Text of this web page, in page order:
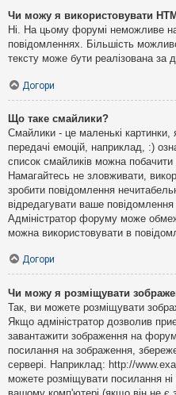
Чи можу я використовувати
Ні. На цьому форумі неможливе
повідомленнях. Більшість
тексту може бути реалізована за
Догори
Що таке смайлики?
Смайлики - це маленькі картинки,
передачі емоцій, наприклад, :)
список смайликів можна
Намагайтесь не зловживати,
зробити повідомлення
відредагувати ваше повідомлення
Адміністратор форуму може
можна використовувати в
Догори
Чи можу я розміщувати
Так, ви можете розміщувати
Якщо адміністратор дозволив
завантажити зображення на
посилання на зображення,
сервері. Наприклад: http://
можете розміщувати посилання